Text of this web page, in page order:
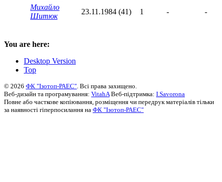
Михайло
Шитюк
23.11.1984 (41) 1 - -
You are here:
Desktop Version
Top
© 2026 ФК "Ізотоп-РАЕС" . Всі права захищено.
Веб-дизайн та програмування: VitahA Веб-підтримка: I.Savorona
Повне або часткове копіювання, розміщення чи передрук матеріалів тільки
за наявності гіперпосилання на ФК "Ізотоп-РАЕС"